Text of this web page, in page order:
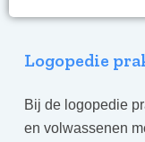
Logopedie
Bij de logopedie
en volwassenen